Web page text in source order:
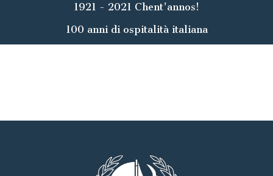
1921 - 2021 Chent'annos!
100 anni di ospitalità italiana